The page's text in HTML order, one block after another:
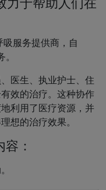
服务提供商，自
医生、执业护士、住
效的治疗。这种协作
利用了医疗资源，并
想的治疗效果。
：